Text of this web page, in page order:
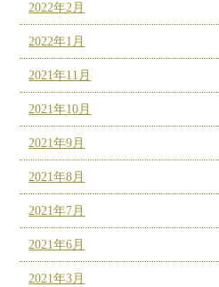
2022年2月
2022年1月
2021年11月
2021年10月
2021年9月
2021年8月
2021年7月
2021年6月
2021年3月